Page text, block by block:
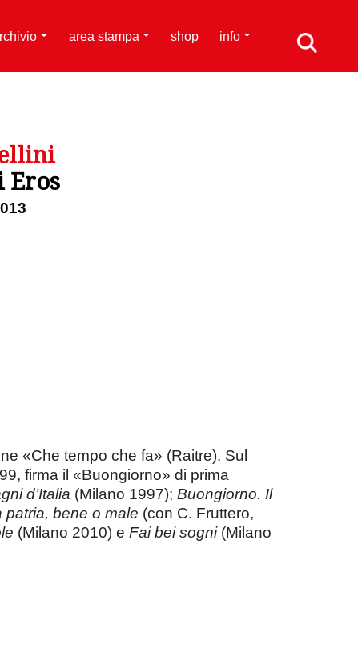
area stampa shop info
Eros
«Che tempo che fa» (Raitre). Sul
firma il «Buongiorno» di prima
d’Italia (Milano 1997); Buongiorno. Il
patria, bene o male (con C. Fruttero,
(Milano 2010) e Fai bei sogni(Milano